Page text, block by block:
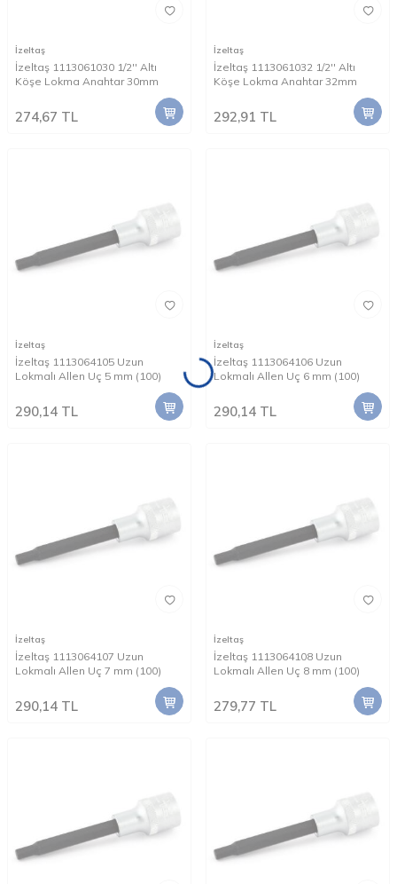
İzeltaş
İzeltaş 1113061030 1/2'' Altı
Köşe Lokma Anahtar 30mm
274,67 TL
İzeltaş
İzeltaş 1113061032 1/2'' Altı
Köşe Lokma Anahtar 32mm
292,91 TL
İzeltaş
İzeltaş 1113064105 Uzun
Lokmalı Allen Uç 5 mm (100)
290,14 TL
İzeltaş
İzeltaş 1113064106 Uzun
Lokmalı Allen Uç 6 mm (100)
290,14 TL
İzeltaş
İzeltaş 1113064107 Uzun
Lokmalı Allen Uç 7 mm (100)
290,14 TL
İzeltaş
İzeltaş 1113064108 Uzun
Lokmalı Allen Uç 8 mm (100)
279,77 TL